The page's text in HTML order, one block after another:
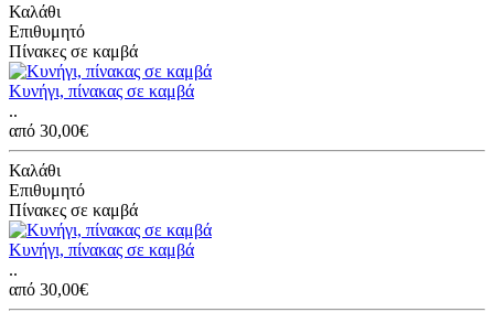
Καλάθι
Επιθυμητό
Πίνακες σε καμβά
Κυνήγι, πίνακας σε καμβά
..
από 30,00€
Καλάθι
Επιθυμητό
Πίνακες σε καμβά
Κυνήγι, πίνακας σε καμβά
..
από 30,00€